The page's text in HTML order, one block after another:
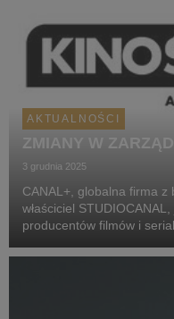
AKTUALNOŚCI
ZMIANY W
3 grudnia 2025
CANAL+, globalna firma
właściciel
producentów filmów i
stanowiska członka